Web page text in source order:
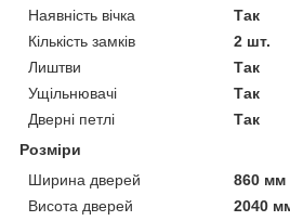
Наявність вічка
Так
Кількість замків
2 шт.
Лиштви
Так
Ущільнювачі
Так
Дверні петлі
Так
Розміри
Ширина дверей
860 мм
Висота дверей
2040